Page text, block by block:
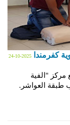
كفرمندا
2025-10-24
مركز "الفية
طبقة العواشر.